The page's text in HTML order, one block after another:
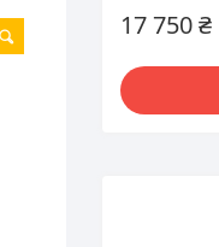
17 750 ₴